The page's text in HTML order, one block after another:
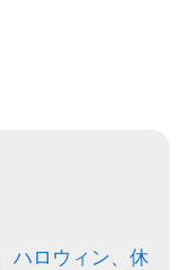
ハロウィン、休